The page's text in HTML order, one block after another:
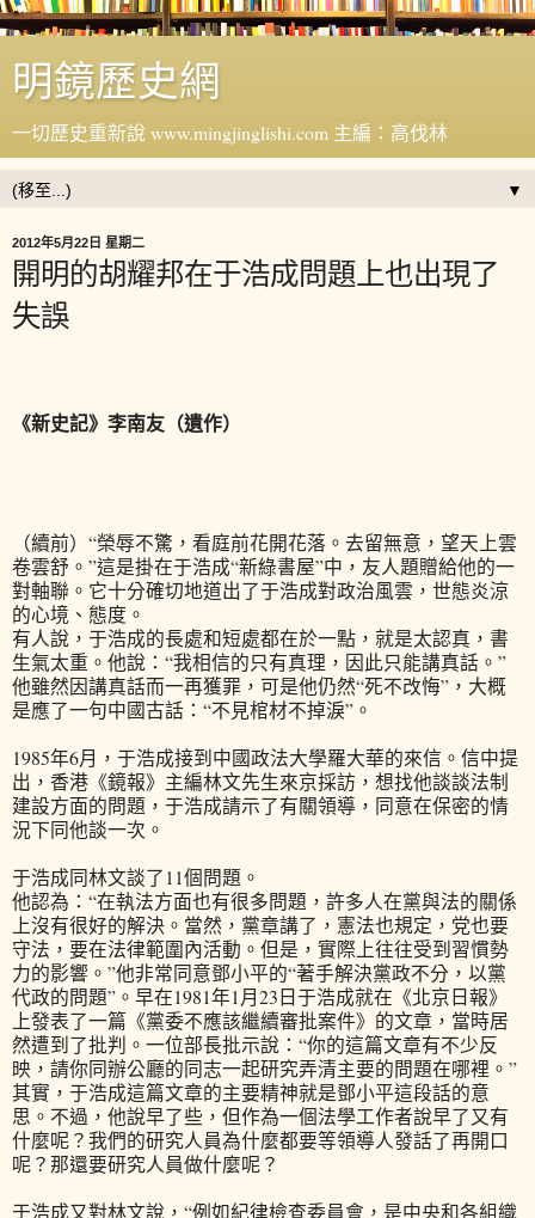
明鏡歷史網
一切歷史重新說 www.mingjinglishi.com 主編：高伐林
▼
2012年5月22日 星期二
開明的胡耀邦在于浩成問題上也出現了
失誤
《新史記》李南友（遺作）
（續前）“榮辱不驚，看庭前花開花落。去留無意，望天上雲
卷雲舒。”這是掛在于浩成“新綠書屋”中，友人題贈給他的一
對軸聯。它十分確切地道出了于浩成對政治風雲，世態炎涼
的心境、態度。
有人說，于浩成的長處和短處都在於一點，就是太認真，書
生氣太重。他說：“我相信的只有真理，因此只能講真話。”
他雖然因講真話而一再獲罪，可是他仍然“死不改悔”，大概
是應了一句中國古話：“不見棺材不掉淚”。
1985年6月，于浩成接到中國政法大學羅大華的來信。信中提
出，香港《鏡報》主編林文先生來京採訪，想找他談談法制
建設方面的問題，于浩成請示了有關領導，同意在保密的情
況下同他談一次。
于浩成同林文談了11個問題。
他認為：“在執法方面也有很多問題，許多人在黨與法的關係
上沒有很好的解決。當然，黨章講了，憲法也規定，党也要
守法，要在法律範圍內活動。但是，實際上往往受到習慣勢
力的影響。”他非常同意鄧小平的“著手解決黨政不分，以黨
代政的問題”。早在1981年1月23日于浩成就在《北京日報》
上發表了一篇《黨委不應該繼續審批案件》的文章，當時居
然遭到了批判。一位部長批示說：“你的這篇文章有不少反
映，請你同辦公廳的同志一起研究弄清主要的問題在哪裡。”
其實，于浩成這篇文章的主要精神就是鄧小平這段話的意
思。不過，他說早了些，但作為一個法學工作者說早了又有
什麼呢？我們的研究人員為什麼都要等領導人發話了再開口
呢？那還要研究人員做什麼呢？
于浩成又對林文說，“例如紀律檢查委員會，是中央和各組織